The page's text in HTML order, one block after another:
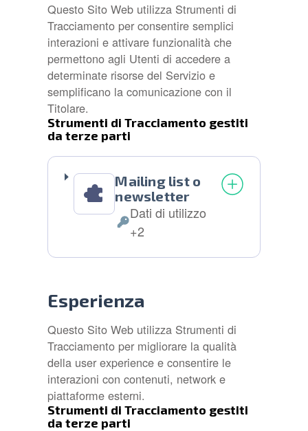
Questo Sito Web utilizza Strumenti di
Tracciamento per consentire semplici
interazioni e attivare funzionalità che
permettono agli Utenti di accedere a
determinate risorse del Servizio e
semplificano la comunicazione con il
Titolare.
Strumenti di Tracciamento gestiti
da terze parti
Mailing list o
newsletter
Dati
Dati di utilizzo
+2
Esperienza
Questo Sito Web utilizza Strumenti di
Tracciamento per migliorare la qualità
della user experience e consentire le
interazioni con contenuti, network e
piattaforme esterni.
Strumenti di Tracciamento gestiti
da terze parti